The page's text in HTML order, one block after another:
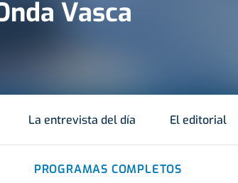
Vasca
La entrevista del día El editorial
PROGRAMAS COMPLETOS